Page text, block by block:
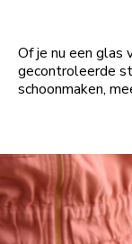
Of je nu een glas
gecontroleerde
schoonmaken,